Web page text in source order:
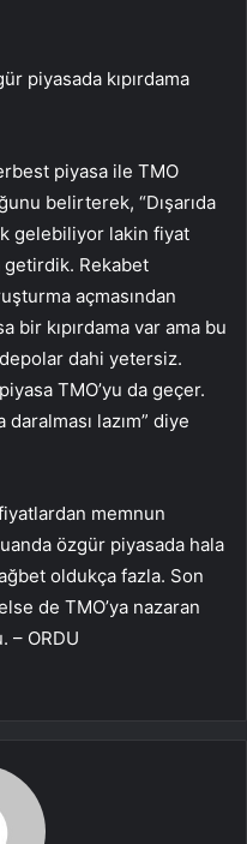
piyasada kıpırdama
piyasa ile TMO
belirterek, “Dışarıda
gelebiliyor lakin fiyat
getirdik. Rekabet
açmasından
bir kıpırdama var ama bu
dahi yetersiz.
TMO’yu da geçer.
lazım” diye
memnun
özgür piyasada hala
oldukça fazla. Son
de TMO’ya nazaran
– ORDU